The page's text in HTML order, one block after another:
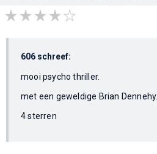
606 schreef:
mooi psycho thriller.
met een geweldige Brian Dennehy.
4 sterren